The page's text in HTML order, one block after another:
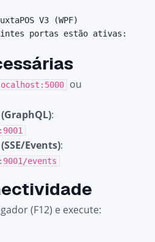
V3 (WPF)
portas estão ativas:
ou
:
Events):
events
(F12) e execute: